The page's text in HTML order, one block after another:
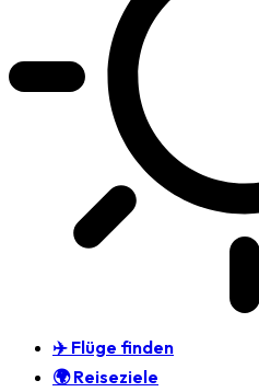
✈️ Flüge finden
🌍 Reiseziele